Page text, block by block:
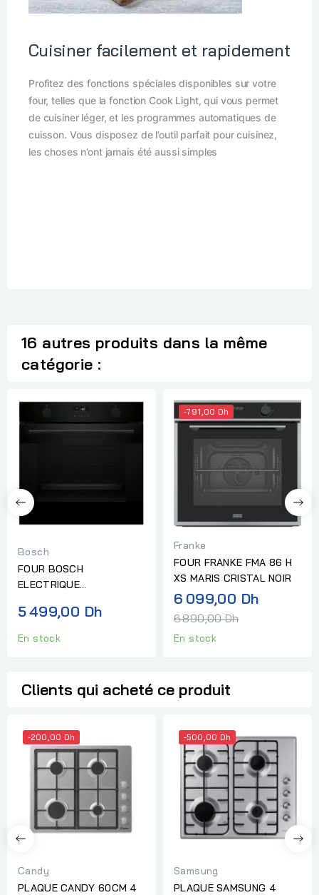
Cuisiner facilement et rapidement
Profitez des fonctions spéciales disponibles sur votre
four, telles que la fonction Cook Light, qui vous permet
de cuisiner léger, et les programmes automatiques de
cuisson. Vous disposez de l’outil parfait pour cuisinez,
les choses n’ont jamais été aussi simples
16 autres produits dans la même
catégorie :
Bosch
FOUR BOSCH
ELECTRIQUE
NOIR
5 499,00 Dh
En stock
-791,00 Dh
Franke
FOUR FRANKE FMA 86 H
XS MARIS CRISTAL NOIR
6 099,00 DhPrix
6 890,00 Dh
En stock
Clients qui acheté ce produit
-200,00 Dh
Candy
PLAQUE CANDY 60CM 4
-500,00 Dh
Samsung
PLAQUE SAMSUNG 4